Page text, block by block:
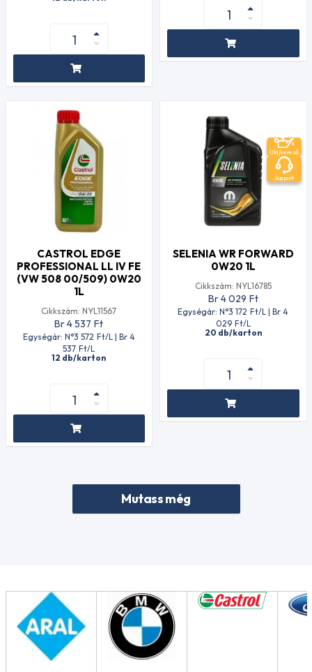
CASTROL EDGE
PROFESSIONAL LL IV FE
(VW 508 00/509) 0W20
1L
Cikkszám: NYL11567
Br 4 537 Ft
Egységár: N°3 572 Ft/L | Br 4
537 Ft/L
12 db/karton
SELENIA WR FORWARD
0W20 1L
Cikkszám: NYL16785
Br 4 029 Ft
Egységár: N°3 172 Ft/L | Br 4
029 Ft/L
20 db/karton
Mutass még
Olajkereső
Support